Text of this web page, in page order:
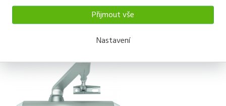
Přijmout vše
Nastavení